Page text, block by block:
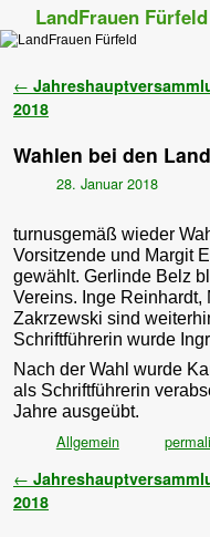
LandFrauen Fürfeld
Artikelnavigation
←
2018
Wahlen bei den
28. Januar 2018
turnusgemäß wieder
Vorsitzende und Margit
gewählt. Gerlinde Belz
Vereins. Inge
Zakrzewski sind
Schriftführerin wurde
Nach der Wahl wurde
als Schriftführerin
Jahre ausgeübt.
Allgemein
Artikelnavigation
←
2018